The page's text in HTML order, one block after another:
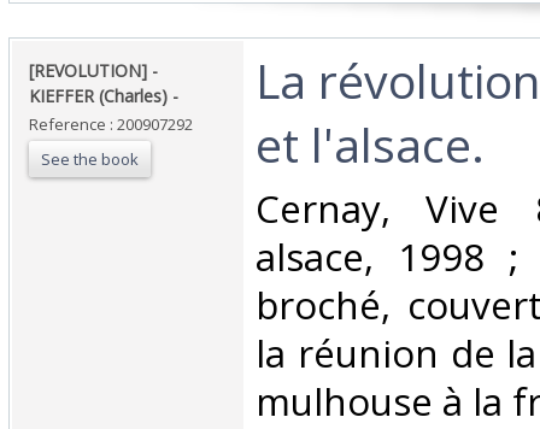
‎[REVOLUTION] -
KIEFFER (Charles) - ‎
Reference : 200907292
See the book
‎La
et l'alsace. ‎
‎Cernay,
alsace, 1998
broché,
la réunion de
mulhouse à la